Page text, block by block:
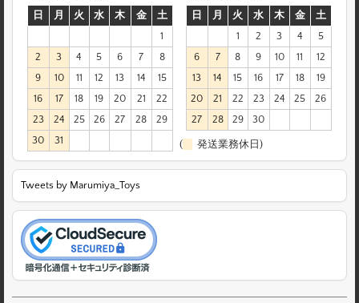
日
月 火 水 木 金
土
1
2
3 4 5 6 7
8
9
10 11 12 13 14
15
16
17 18 19 20 21
22
23
24 25 26 27 28
29
30
31
日
月 火 水 木 金
土
1
2 3 4
5
6
7 8 9 10 11
12
13
14 15 16 17 18
19
20
21 22 23 24 25
26
27
28 29 30
( 発送業務休日)
Tweets by Marumiya_Toys